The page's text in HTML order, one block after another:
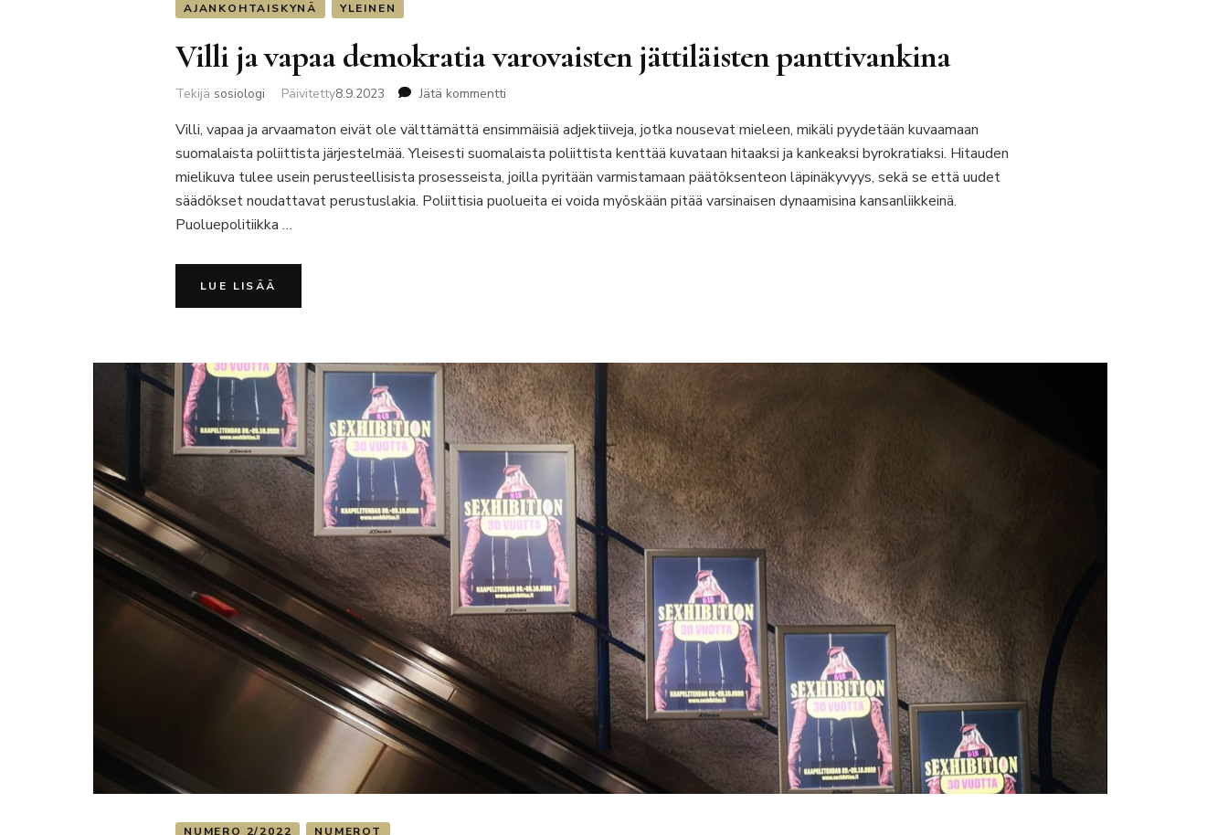
AJANKOHTAISKYNÄ YLEINEN
Villi ja vapaa demokratia varovaisten jättiläisten panttivankina
Tekijä sosiologi Päivitetty8.9.2023 Jätä kommentti
ja
vapaa
demokratia
varovaisten
jättiläisten
Villi, vapaa ja arvaamaton eivät ole välttämättä ensimmäisiä adjektiiveja, jotka nousevat mieleen, mikäli pyydetään kuvaamaan
suomalaista poliittista järjestelmää. Yleisesti suomalaista poliittista kenttää kuvataan hitaaksi ja kankeaksi byrokratiaksi. Hitauden
mielikuva tulee usein perusteellisista prosesseista, joilla pyritään varmistamaan päätöksenteon läpinäkyvyys, sekä se että uudet
säädökset noudattavat perustuslakia. Poliittisia puolueita ei voida myöskään pitää varsinaisen dynaamisina kansanliikkeinä.
Puoluepolitiikka …
LUE LISÄÄ
NUMERO 2/2022 NUMEROT